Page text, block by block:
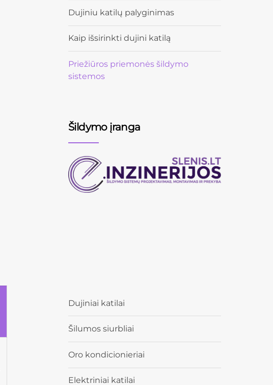
Dujiniu katilų palyginimas
Kaip išsirinkti dujini katilą
Priežiūros priemonės šildymo
sistemos
Šildymo įranga
Dujiniai katilai
Šilumos siurbliai
Oro kondicionieriai
Elektriniai katilai